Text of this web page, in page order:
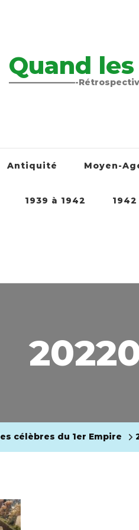
Quand
————————-
Antiquité Moyen-
1939 à 1942
célèbres du 1er Empire